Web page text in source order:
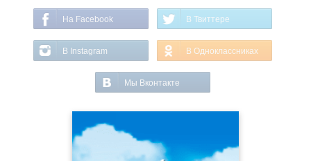
На Facebook В Твиттере
В Instagram В Одноклассниках
Мы Вконтакте